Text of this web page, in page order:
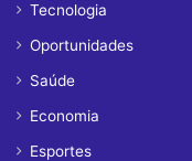
Tecnologia
Oportunidades
Saúde
Economia
Esportes